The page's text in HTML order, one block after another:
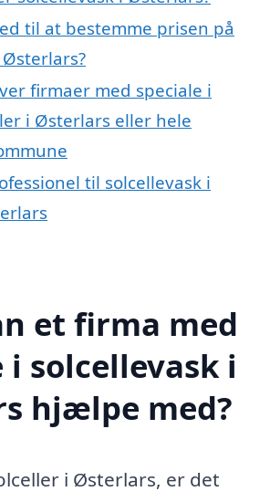
til at bestemme prisen på
Østerlars?
firmaer med speciale i
i Østerlars eller hele
til solcellevask i
et firma med
i solcellevask i
hjælpe med?
i Østerlars, er det